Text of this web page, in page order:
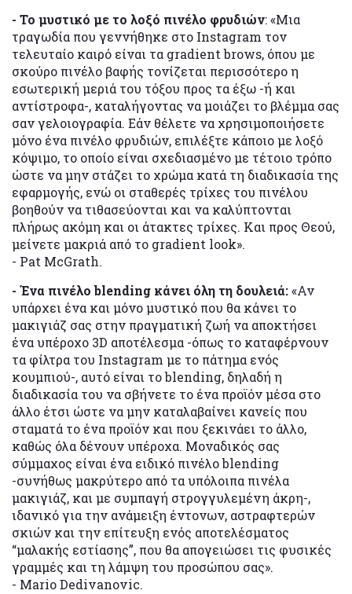
- Το μυστικό με το λοξό πινέλο φρυδιών: «Μια
τραγωδία που γεννήθηκε στο Instagram τον
τελευταίο καιρό είναι τα gradient brows, όπου με
σκούρο πινέλο βαφής τονίζεται περισσότερο η
εσωτερική μεριά του τόξου προς τα έξω -ή και
αντίστροφα-, καταλήγοντας να μοιάζει το βλέμμα σας
σαν γελοιογραφία. Εάν θέλετε να χρησιμοποιήσετε
μόνο ένα πινέλο φρυδιών, επιλέξτε κάποιο με λοξό
κόψιμο, το οποίο είναι σχεδιασμένο με τέτοιο τρόπο
ώστε να μην στάζει το χρώμα κατά τη διαδικασία της
εφαρμογής, ενώ οι σταθερές τρίχες του πινέλου
βοηθούν να τιθασεύονται και να καλύπτονται
πλήρως ακόμη και οι άτακτες τρίχες. Και προς Θεού,
μείνετε μακριά από το gradient look».
- Pat McGrath.
- Ένα πινέλο blending κάνει όλη τη δουλειά:«Αν
υπάρχει ένα και μόνο μυστικό που θα κάνει το
μακιγιάζ σας στην πραγματική ζωή να αποκτήσει
ένα υπέροχο 3D αποτέλεσμα -όπως το καταφέρνουν
τα φίλτρα του Instagram με το πάτημα ενός
κουμπιού-, αυτό είναι το blending, δηλαδή η
διαδικασία του να σβήνετε το ένα προϊόν μέσα στο
άλλο έτσι ώστε να μην καταλαβαίνει κανείς που
σταματά το ένα προϊόν και που ξεκινάει το άλλο,
καθώς όλα δένουν υπέροχα. Μοναδικός σας
σύμμαχος είναι ένα ειδικό πινέλο blending
-συνήθως μακρύτερο από τα υπόλοιπα πινέλα
μακιγιάζ, και με συμπαγή στρογγυλεμένη άκρη-,
ιδανικό για την ανάμειξη έντονων, αστραφτερών
σκιών και την επίτευξη ενός αποτελέσματος
“μαλακής εστίασης”, που θα απογειώσει τις φυσικές
γραμμές και τη λάμψη του προσώπου σας».
- Mario Dedivanovic.